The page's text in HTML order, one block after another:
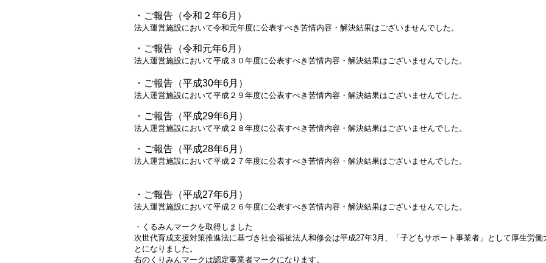
・ご報告（令和２年6月）
法人運営施設において令和元年度に公表すべき苦情内容・解決結果はございませんでした。
・ご報告（令和元年6月）
法人運営施設において平成３０年度に公表すべき苦情内容・解決結果はございませんでした。
・ご報告（平成30年6月）
法人運営施設において平成２９年度に公表すべき苦情内容・解決結果はございませんでした。
・ご報告（平成29年6月）
法人運営施設において平成２８年度に公表すべき苦情内容・解決結果はございませんでした。
・ご報告（平成28年6月）
法人運営施設において平成２７年度に公表すべき苦情内容・解決結果はございませんでした。
・ご報告（平成27年6月）
法人運営施設において平成２６年度に公表すべき苦情内容・解決結果はございませんでした。
・くるみんマークを取得しました
次世代育成支援対策推進法に基づき社会福祉法人和修会は平成27年3月、「子どもサポート事業者」として厚生労働
とになりました。
右のくりみんマークは認定事業者マークになります。